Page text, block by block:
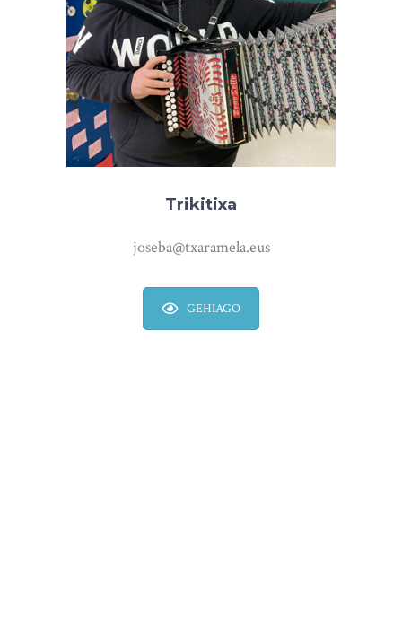
Trikitixa
joseba@txaramela.eus
GEHIAGO